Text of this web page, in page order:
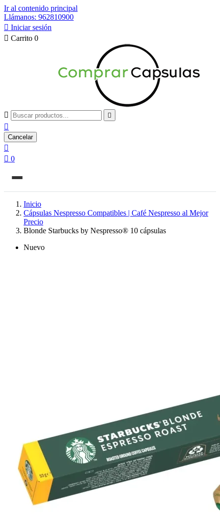
Ir al contenido principal
Llámanos: 962810900
 Iniciar sesión
 Carrito 0
 

Cancelar

 0
Inicio
Cápsulas Nespresso Compatibles | Café Nespresso al Mejor
Precio
Blonde Starbucks by Nespresso® 10 cápsulas
Nuevo